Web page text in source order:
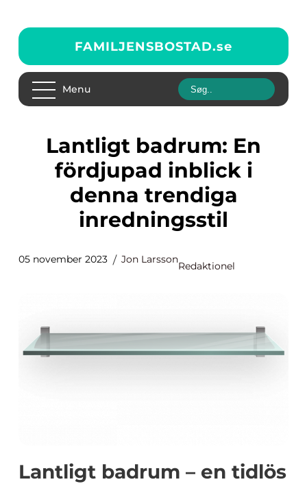
FAMILJENSBOSTAD.se
Menu
Lantligt badrum: En
fördjupad inblick i
denna trendiga
inredningsstil
05 november 2023 Jon Larsson
Redaktionel
Lantligt badrum – en tidlös